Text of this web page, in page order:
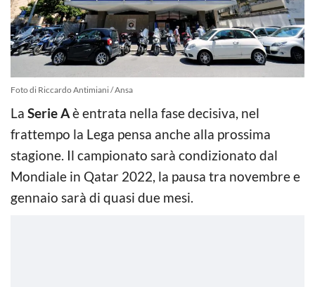
Foto di Riccardo Antimiani / Ansa
La Serie Aè entrata nella fase decisiva, nel
frattempo la Lega pensa anche alla prossima
stagione. Il campionato sarà condizionato dal
Mondiale in Qatar 2022, la pausa tra novembre e
gennaio sarà di quasi due mesi.